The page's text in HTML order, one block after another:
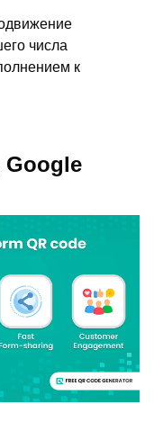
числа
к
Google